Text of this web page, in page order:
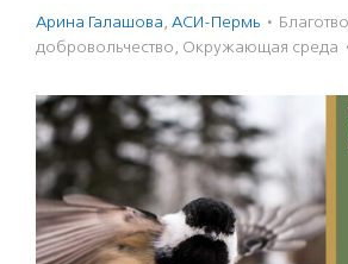
Арина Галашова, АСИ-Пермь ·
доброволь­чест­во, Окружающая среда